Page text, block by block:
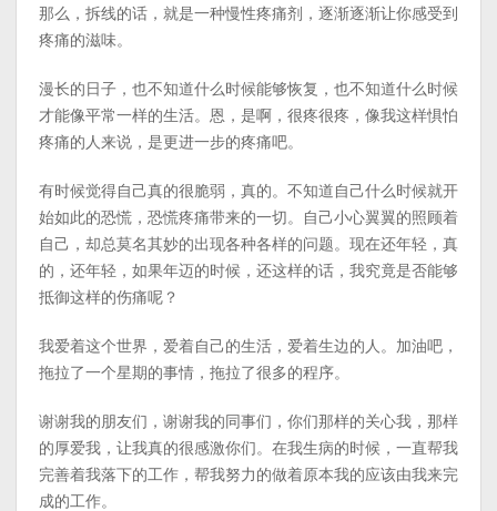
那么，拆线的话，就是一种慢性疼痛剂，逐渐逐渐让你感受到
疼痛的滋味。
漫长的日子，也不知道什么时候能够恢复，也不知道什么时候
才能像平常一样的生活。恩，是啊，很疼很疼，像我这样惧怕
疼痛的人来说，是更进一步的疼痛吧。
有时候觉得自己真的很脆弱，真的。不知道自己什么时候就开
始如此的恐慌，恐慌疼痛带来的一切。自己小心翼翼的照顾着
自己，却总莫名其妙的出现各种各样的问题。现在还年轻，真
的，还年轻，如果年迈的时候，还这样的话，我究竟是否能够
抵御这样的伤痛呢？
我爱着这个世界，爱着自己的生活，爱着生边的人。加油吧，
拖拉了一个星期的事情，拖拉了很多的程序。
谢谢我的朋友们，谢谢我的同事们，你们那样的关心我，那样
的厚爱我，让我真的很感激你们。在我生病的时候，一直帮我
完善着我落下的工作，帮我努力的做着原本我的应该由我来完
成的工作。